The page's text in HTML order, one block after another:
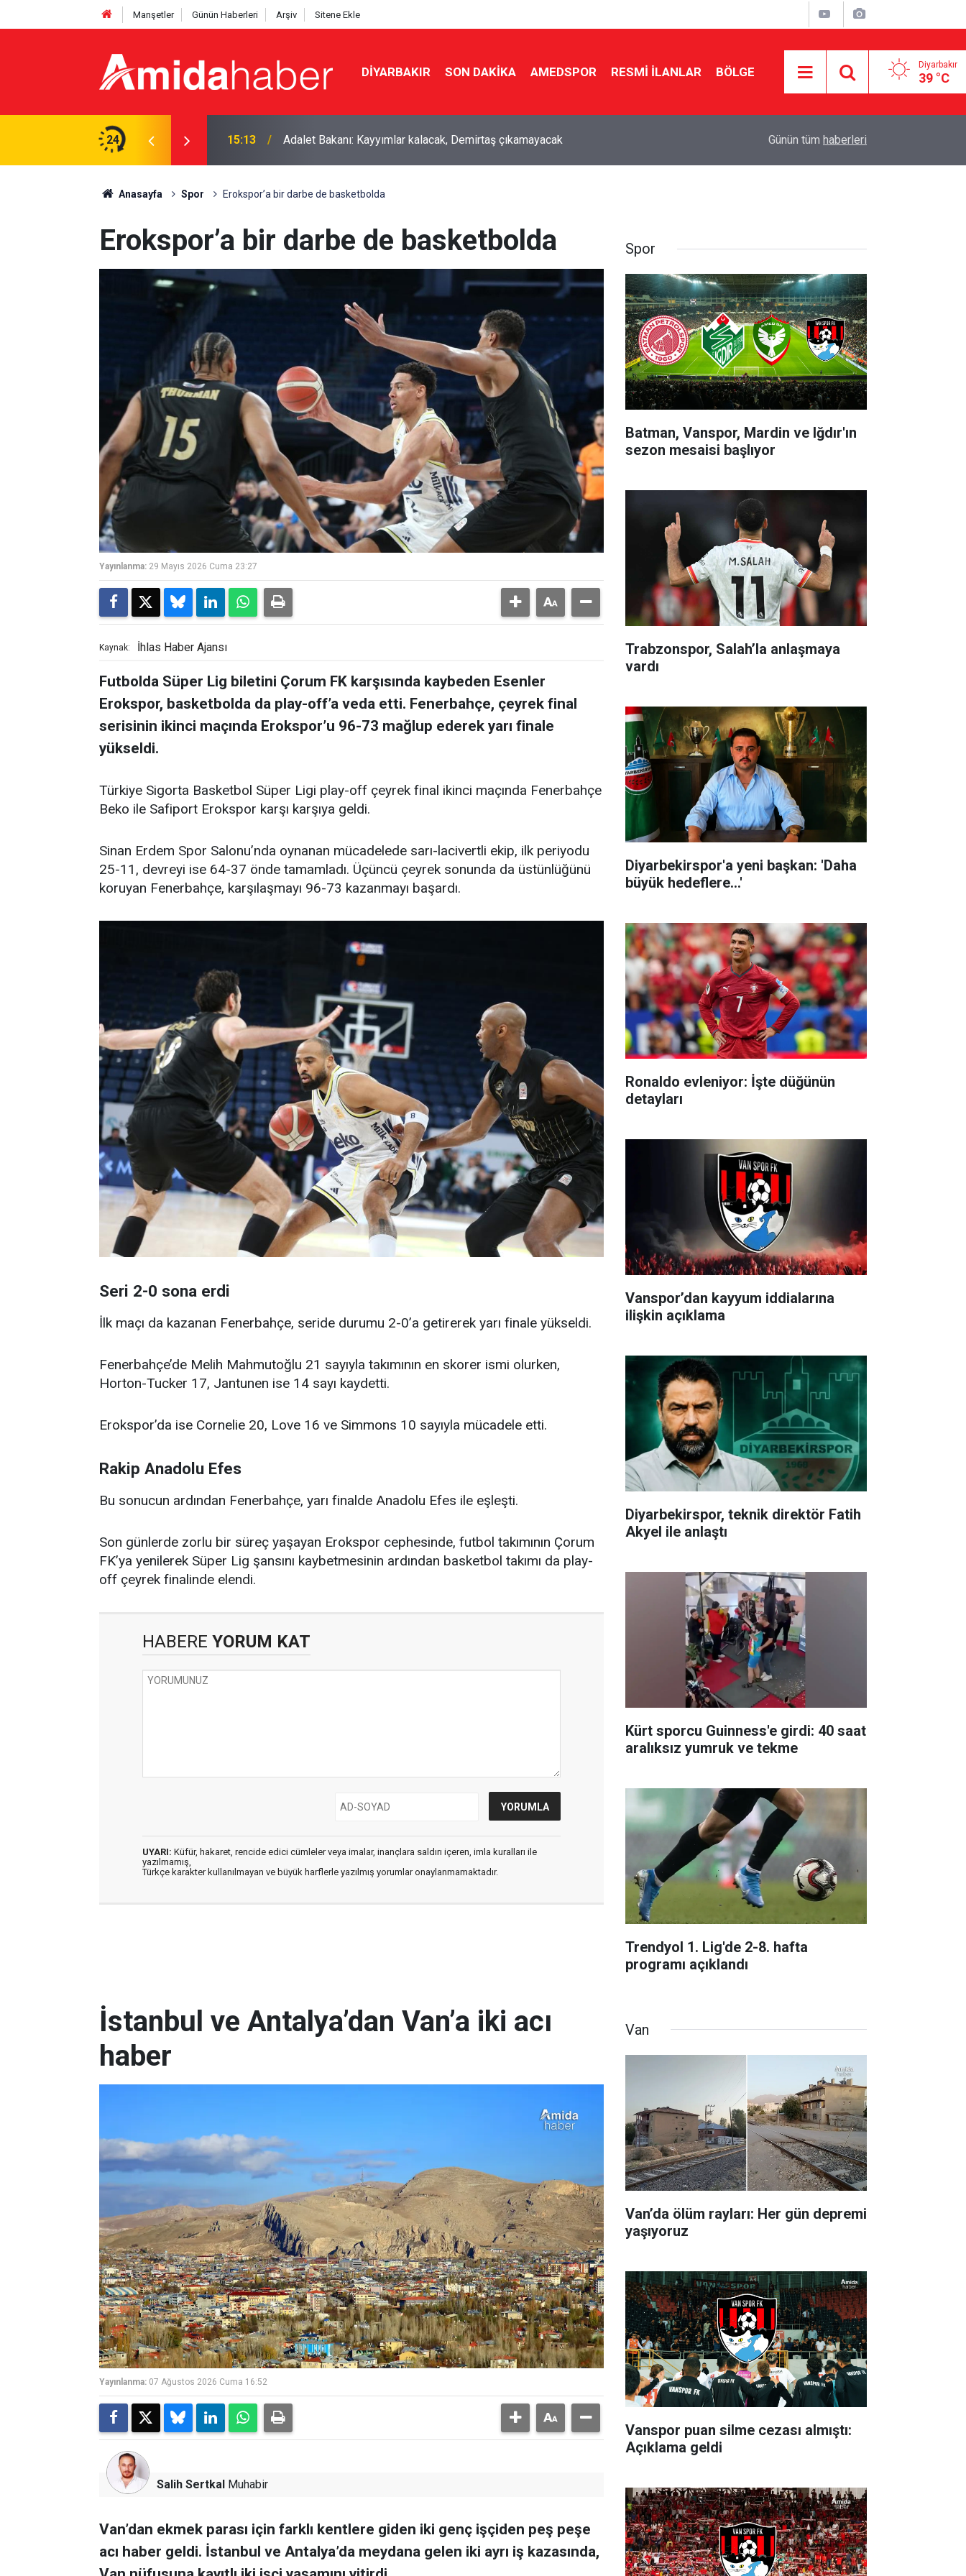
Manşetler Günün Haberleri Arşiv Sitene Ekle
DIYARBAKIR SON DAKIKA AMEDSPOR RESMI İLANLAR BÖLGE Diyarbakır
39 °C
24
maç programı belli oldu 15:13 Adalet Bakanı: Kayyımlar kalacak, Demirtaş çıkamayacak Diyarbakır’da yeşil arıkuşunun avı objektife
Günün tüm haberleri
Anasayfa Spor Erokspor’a bir darbe de basketbolda
Erokspor’a bir darbe de basketbolda
Yayınlanma: 29 Mayıs 2026 Cuma 23:27
Kaynak: İhlas Haber Ajansı
Futbolda Süper Lig biletini Çorum FK karşısında kaybeden Esenler
Erokspor, basketbolda da play-off’a veda etti. Fenerbahçe, çeyrek final
serisinin ikinci maçında Erokspor’u 96-73 mağlup ederek yarı finale
yükseldi.
Türkiye Sigorta Basketbol Süper Ligi play-off çeyrek final ikinci maçında Fenerbahçe
Beko ile Safiport Erokspor karşı karşıya geldi.
Sinan Erdem Spor Salonu’nda oynanan mücadelede sarı-lacivertli ekip, ilk periyodu
25-11, devreyi ise 64-37 önde tamamladı. Üçüncü çeyrek sonunda da üstünlüğünü
koruyan Fenerbahçe, karşılaşmayı 96-73 kazanmayı başardı.
Seri 2-0 sona erdi
İlk maçı da kazanan Fenerbahçe, seride durumu 2-0’a getirerek yarı finale yükseldi.
Fenerbahçe’de Melih Mahmutoğlu 21 sayıyla takımının en skorer ismi olurken,
Horton-Tucker 17, Jantunen ise 14 sayı kaydetti.
Erokspor’da ise Cornelie 20, Love 16 ve Simmons 10 sayıyla mücadele etti.
Rakip Anadolu Efes
Bu sonucun ardından Fenerbahçe, yarı finalde Anadolu Efes ile eşleşti.
Son günlerde zorlu bir süreç yaşayan Erokspor cephesinde, futbol takımının Çorum
FK’ya yenilerek Süper Lig şansını kaybetmesinin ardından basketbol takımı da play-
off çeyrek finalinde elendi.
HABERE YORUM KAT
UYARI: Küfür, hakaret, rencide edici cümleler veya imalar, inançlara saldırı içeren, imla kuralları ile
yazılmamış,
Türkçe karakter kullanılmayan ve büyük harflerle yazılmış yorumlar onaylanmamaktadır.
Spor
Batman, Vanspor, Mardin ve Iğdır'ın
sezon mesaisi başlıyor
Trabzonspor, Salah’la anlaşmaya
vardı
Diyarbekirspor'a yeni başkan: 'Daha
büyük hedeflere...'
Ronaldo evleniyor: İşte düğünün
detayları
Vanspor’dan kayyum iddialarına
ilişkin açıklama
Diyarbekirspor, teknik direktör Fatih
Akyel ile anlaştı
Kürt sporcu Guinness'e girdi: 40 saat
aralıksız yumruk ve tekme
Trendyol 1. Lig'de 2-8. hafta
programı açıklandı
İstanbul ve Antalya’dan Van’a iki acı
haber
Yayınlanma: 07 Ağustos 2026 Cuma 16:52
Salih Sertkal Muhabir
Van’dan ekmek parası için farklı kentlere giden iki genç işçiden peş peşe
acı haber geldi. İstanbul ve Antalya’da meydana gelen iki ayrı iş kazasında,
Van
Van’da ölüm rayları: Her gün depremi
yaşıyoruz
Vanspor puan silme cezası almıştı:
Açıklama geldi